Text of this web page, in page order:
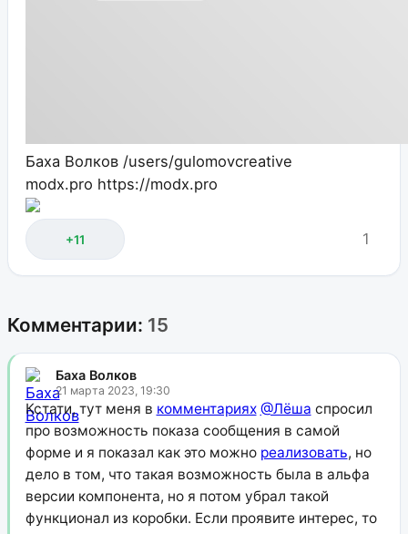
Баха Волков /users/gulomovcreative
modx.pro https://modx.pro
+11 1
Комментарии: 15
Баха Волков
21 марта 2023, 19:30
Кстати, тут меня в комментариях @Лёша спросил
про возможность показа сообщения в самой
форме и я показал как это можно реализовать, но
дело в том, что такая возможность была в альфа
версии компонента, но я потом убрал такой
функционал из коробки. Если проявите интерес, то